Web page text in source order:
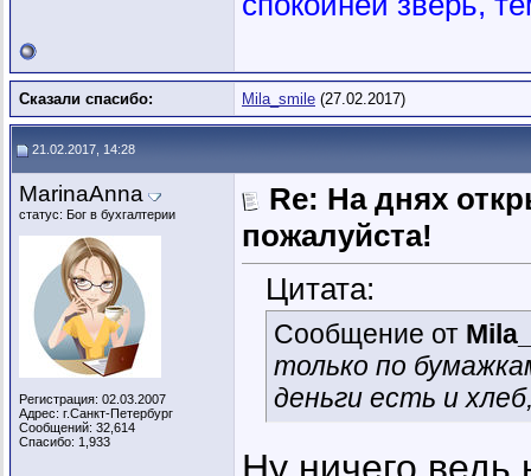
Сказали спасибо: Mila_smile (27.02.2017)
21.02.2017, 14:28
MarinaAnna
статус: Бог в бухгалтерии
Регистрация: 02.03.2007
Адрес: г.Санкт-Петербург
Сообщений: 32,614
Спасибо: 1,933
Re: На днях
пожалуйста!
Цитата:
Сообщение от
только по
деньги есть и